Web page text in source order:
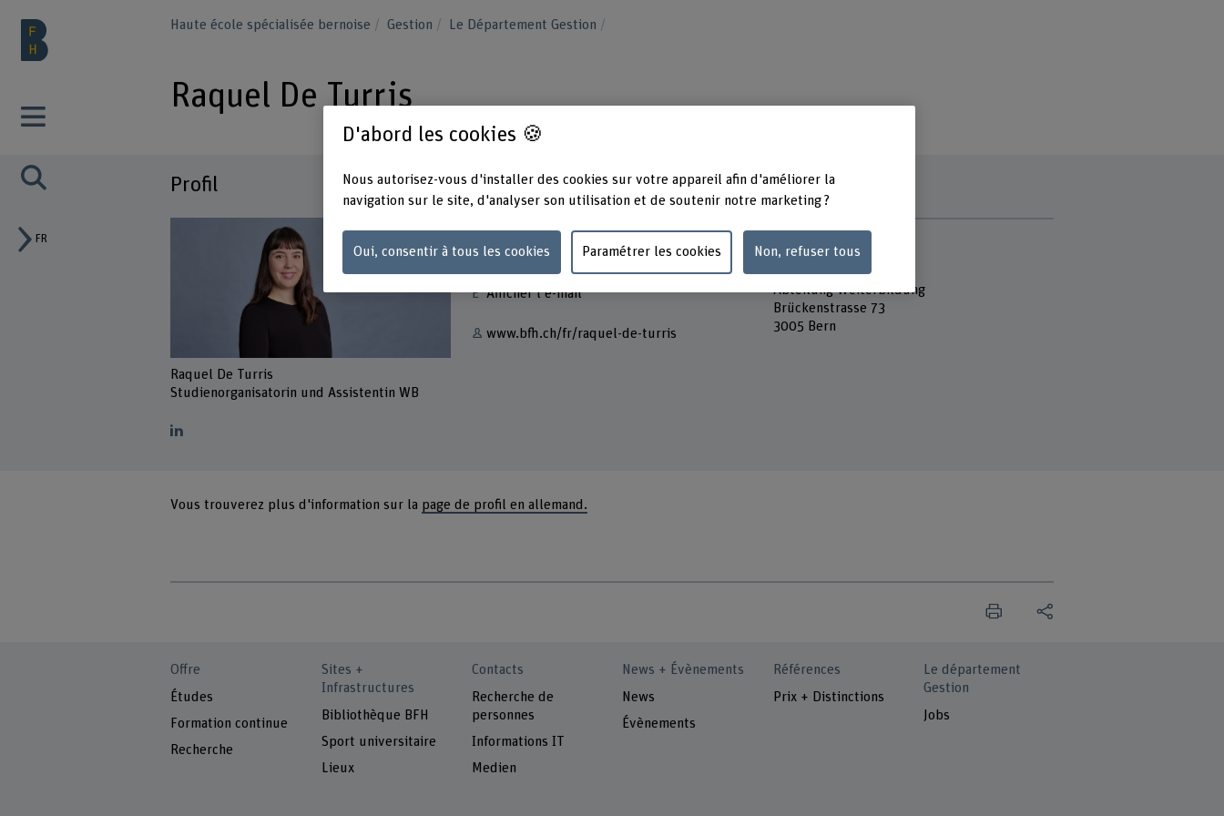
FR
Haute école spécialisée bernoise Gestion Le Département Gestion
Raquel De Turris
Profil
Raquel De Turris
Studienorganisatorin und Assistentin WB
Afficher l'e-mail
www.bfh.ch/fr/raquel-de-turris
Berner Fachhochschule
Gestion
Abteilung Weiterbildung
Brückenstrasse 73
3005 Bern
Vous trouverez plus d'information sur la page de profil en allemand.
Offre
Études
Formation continue
Recherche
Sites +
Infrastructures
Bibliothèque BFH
Sport universitaire
Lieux
Contacts
Recherche de
personnes
Informations IT
Medien
News + Évènements
News
Évènements
Références
Prix + Distinctions
Le département
Gestion
Jobs
D'abord les cookies 🍪
Nous autorisez-vous d'installer des cookies sur votre appareil afin d'améliorer la
navigation sur le site, d'analyser son utilisation et de soutenir notre marketing ?
Oui, consentir à tous les cookies Paramétrer les cookies Non, refuser tous